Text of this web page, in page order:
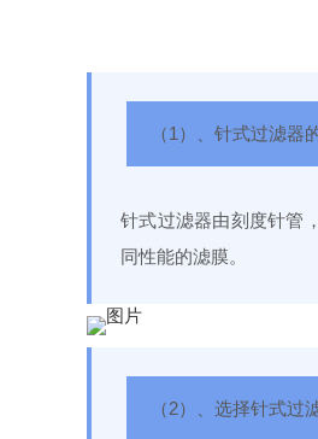
（1）、针式过滤器
针式过滤器由刻度针管
同性能的滤膜。
（2）、选择针式过